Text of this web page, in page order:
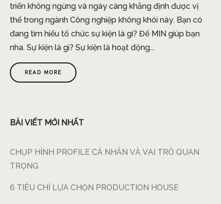
triển không ngừng và ngày càng khẳng định được vị
thế trong ngành Công nghiệp không khói này. Bạn có
đang tìm hiểu tổ chức sự kiện là gì? Để MIN giúp bạn
nha. Sự kiện là gì? Sự kiện là hoạt động...
READ MORE
BÀI VIẾT MỚI NHẤT
CHỤP HÌNH PROFILE CÁ NHÂN VÀ VAI TRÒ QUAN
TRỌNG
6 TIÊU CHÍ LỰA CHỌN PRODUCTION HOUSE